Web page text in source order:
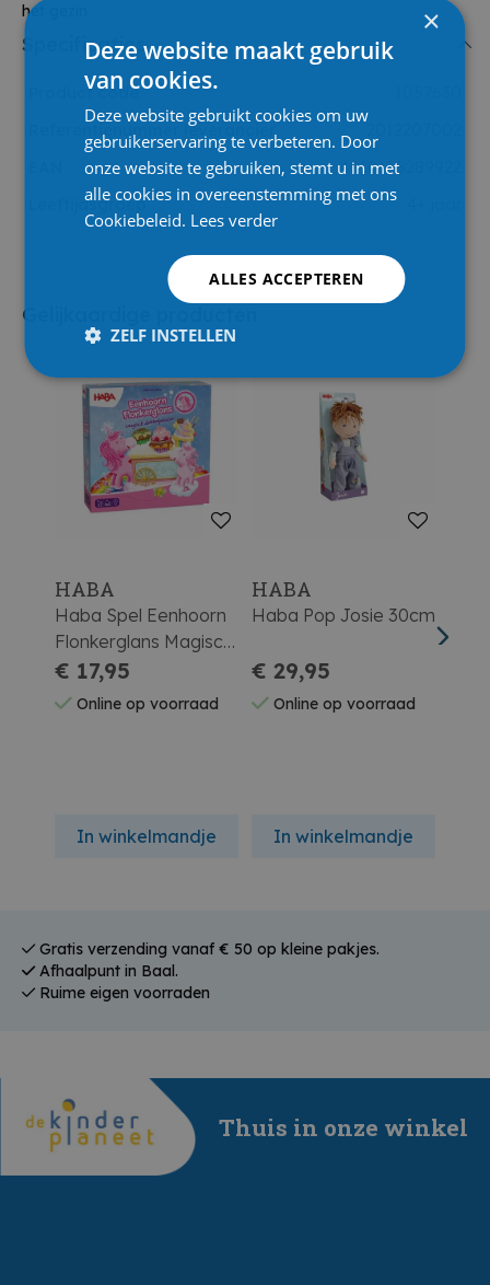
het gezin
Specificaties
Product code
Referentienummer leverancier
4010168289922
Leeftijdsgroep
Gelijkaardige producten
HABA
Haba Spel Eenhoorn
Flonkerglans Magisch
Dobbelplezier
€ 17,95
Online op voorraad
In winkelmandje
HABA
Haba Pop Josie 30cm
€ 29,95
Online op voorraad
In winkelmandje
Gratis verzending vanaf € 50 op kleine pakjes.
Afhaalpunt in Baal.
Ruime eigen voorraden
Thuis in onze winkel
×
Deze website maakt gebruik
van cookies.
Deze website gebruikt cookies om uw
gebruikerservaring te verbeteren. Door
onze website te gebruiken, stemt u in met
alle cookies in overeenstemming met ons
Cookiebeleid. Lees verder
ALLES ACCEPTEREN
ZELF INSTELLEN